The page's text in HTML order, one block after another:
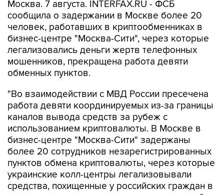
человек, работавших в криптообменниках в
бизнес-центре "Москва-Сити", через которые
легализовались деньги жертв телефонных
мошенников, прекращена работа девяти
обменных пунктов.
"Во взаимодействии с МВД России пресечена
каналов вывода средств за рубеж с
использованием криптовалюты. В Москве в
бизнес-центре "Москва-Сити" задержаны
более 20 сотрудников незарегистрированных
пунктов обмена криптовалюты, через которые
украинские колл-центры легализовывали
средства, похищенные у российских граждан в
результате дистанционного мошенничества", -
объявил в пятницу Центр общественных